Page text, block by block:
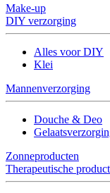
Make-up
DIY verzorging
Alles voor DIY
Klei
Mannenverzorging
Douche & Deo
Zonneproducten
Therapeutische